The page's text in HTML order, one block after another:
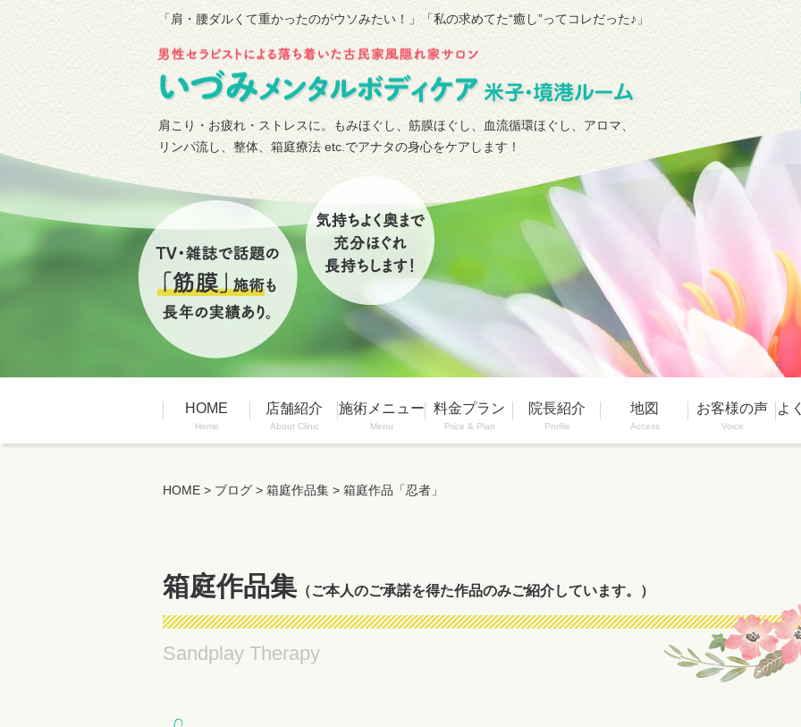
「肩・腰ダルくて重かったのがウソみたい！」 「私の求めてた“癒し”ってコレだった♪」
肩こり・お疲れ・ストレスに。もみほぐし、筋膜ほぐし、血流循環ほぐし、アロマ、
リンパ流し、整体、箱庭療法 etc.でアナタの身心をケアします！
HOME
Home
店舗紹介
About Clinic
施術メニュー
Menu
料金プラン
Price & Plan
院長紹介
Profile
地図
Access
お客様の声
Voice
よ
HOME > ブログ > 箱庭作品集 > 箱庭作品「忍者」
箱庭作品集 （ご本人のご承諾を得た作品のみご紹介しています。）
Sandplay Therapy